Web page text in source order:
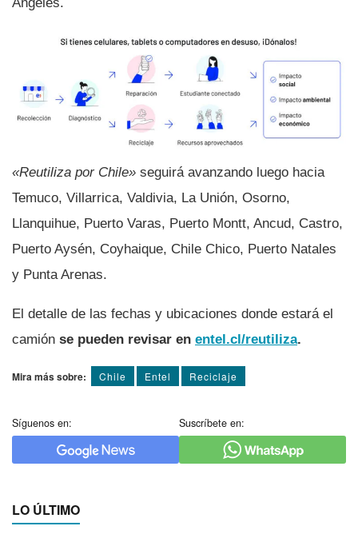
«Reutiliza por Chile» seguirá avanzando luego hacia
Temuco, Villarrica, Valdivia, La Unión, Osorno,
Llanquihue, Puerto Varas, Puerto Montt, Ancud, Castro,
Puerto Aysén, Coyhaique, Chile Chico, Puerto Natales
y Punta Arenas.
El detalle de las fechas y ubicaciones donde estará el
camión se pueden revisar en entel.cl/reutiliza.
Mira más sobre: Chile Entel Reciclaje
Síguenos en: Suscríbete en:
LO ÚLTIMO